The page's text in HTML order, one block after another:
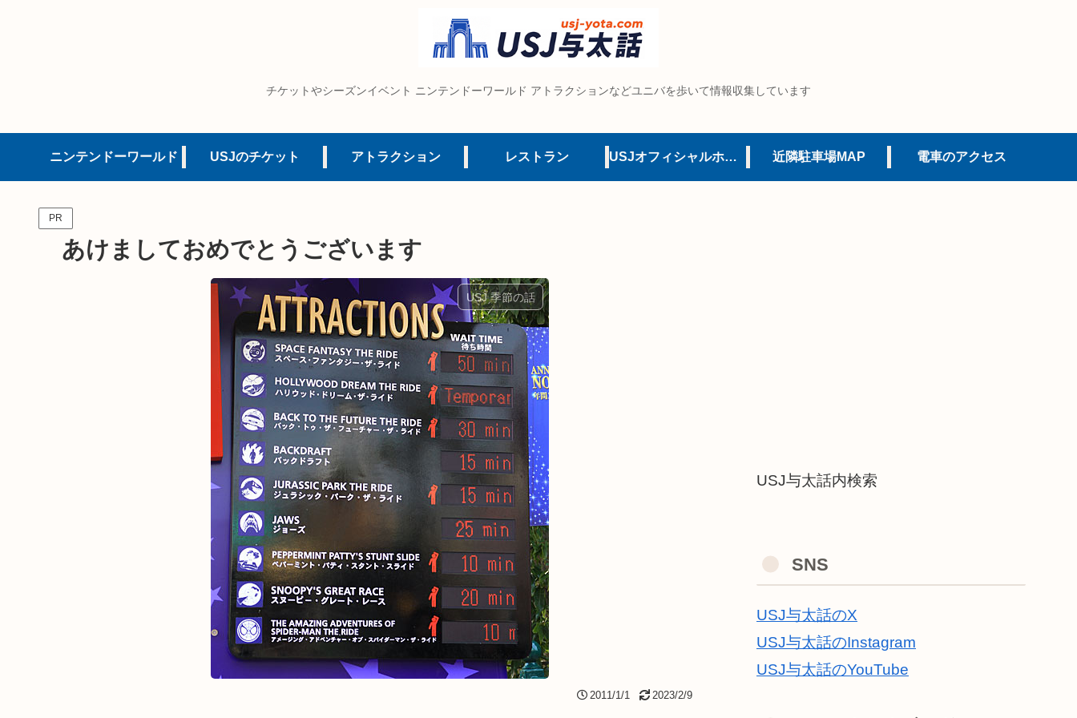
チケットやシーズンイベント ニンテンドーワールド アトラクションなどユニバを歩いて情報収集しています
ニンテンドーワールド USJのチケット アトラクション レストラン USJオフィシャルホテル 近隣駐車場MAP 電車のアクセス
PR
あけましておめでとうございます
USJ 季節の話
2011/1/1 2023/2/9
USJ与太話内検索
SNS
USJ与太話のX
USJ与太話のInstagram
USJ与太話のYouTube